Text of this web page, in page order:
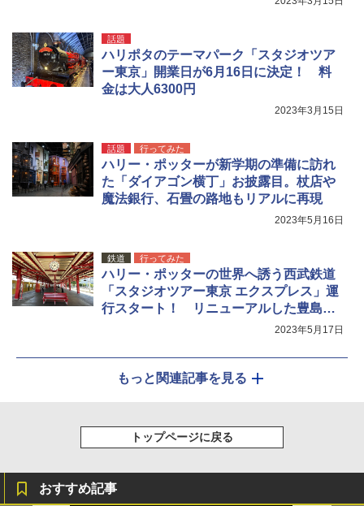
話題
ハリポタのテーマパーク「スタジオツア
ー東京」開業日が6月16日に決定！ 料
金は大人6300円
2023年3月15日
話題 行ってみた
ハリー・ポッターが新学期の準備に訪れ
た「ダイアゴン横丁」お披露目。杖店や
魔法銀行、石畳の路地もリアルに再現
2023年5月16日
鉄道 行ってみた
ハリー・ポッターの世界へ誘う西武鉄道
「スタジオツアー東京 エクスプレス」運
行スタート！ リニューアルした豊島園
2023年5月17日
もっと関連記事を見る
トップページに戻る
おすすめ記事